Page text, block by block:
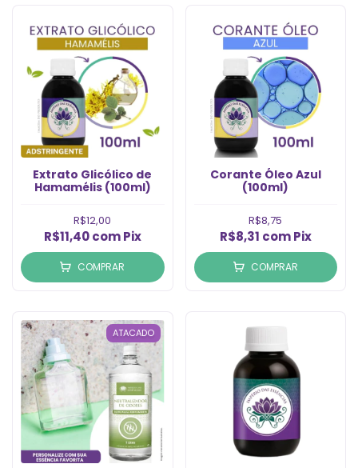
Extrato Glicólico de
Hamamélis (100ml)
R$12,00
R$11,40com Pix
COMPRAR
Corante Óleo Azul
(100ml)
R$8,75
R$8,31 com Pix
COMPRAR
ATACADO